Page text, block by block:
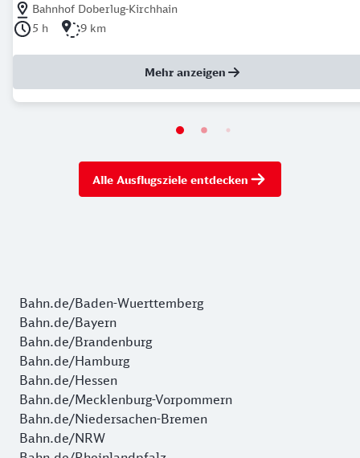
Nächstgelegener Bahnhof: Bahnhof Doberlug-Kirchhain
Bahnhof Doberlug-Kirchhain
Dauer der Tour: 5 Stunden
5 h Länge der Tour: 9 Kilometer
9 km
Mehr anzeigen
Alle Ausflugsziele entdecken
Bahn.de/Baden-Wuerttemberg
Bahn.de/Bayern
Bahn.de/Brandenburg
Bahn.de/Hamburg
Bahn.de/Hessen
Bahn.de/Mecklenburg-Vorpommern
Bahn.de/Niedersachen-Bremen
Bahn.de/NRW